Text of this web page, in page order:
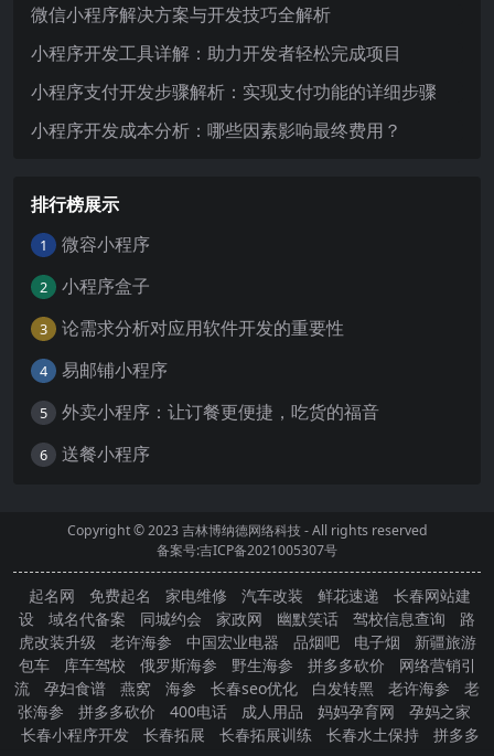
微信小程序解决方案与开发技巧全解析
小程序开发工具详解：助力开发者轻松完成项目
小程序支付开发步骤解析：实现支付功能的详细步骤
小程序开发成本分析：哪些因素影响最终费用？
排行榜展示
1 微容小程序
2 小程序盒子
3 论需求分析对应用软件开发的重要性
4 易邮铺小程序
5 外卖小程序：让订餐更便捷，吃货的福音
6 送餐小程序
Copyright © 2023吉林博纳德网络科技- All rights reserved
备案号:吉ICP备2021005307号
起名网 免费起名 家电维修 汽车改装 鲜花速递
长春网站建
设
域名代备案 同城约会 家政网 幽默笑话 驾校信息查询
路
虎改装升级
老许海参 中国宏业电器 品烟吧 电子烟
新疆旅游
包车
库车驾校 俄罗斯海参 野生海参 拼多多砍价
网络营销引
流
孕妇食谱 燕窝 海参 长春seo优化 白发转黑 老许海参
老
张海参
拼多多砍价 400电话 成人用品 妈妈孕育网
孕妈之家
长春小程序开发
长春拓展 长春拓展训练 长春水土保持
拼多多